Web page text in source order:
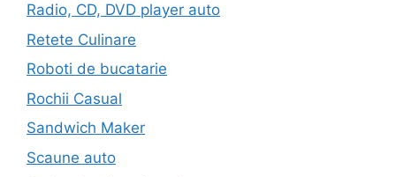
Radio, CD, DVD player auto
Retete Culinare
Roboti de bucatarie
Rochii Casual
Sandwich Maker
Scaune auto